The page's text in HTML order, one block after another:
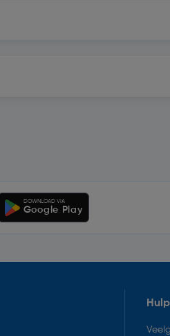
DOWNLOAD VIA
Google Play